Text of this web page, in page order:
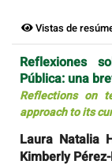
Vistas de
Reflexiones
Pública: una
Reflections on
approach to its
Laura Natalia
Kimberly